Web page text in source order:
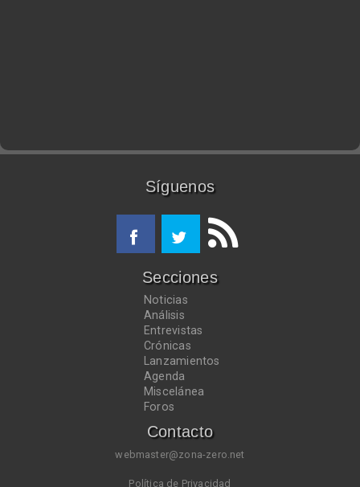
Síguenos
Secciones
Noticias
Análisis
Entrevistas
Crónicas
Lanzamientos
Agenda
Miscelánea
Foros
Contacto
webmaster@zona-zero.net
Política de Privacidad